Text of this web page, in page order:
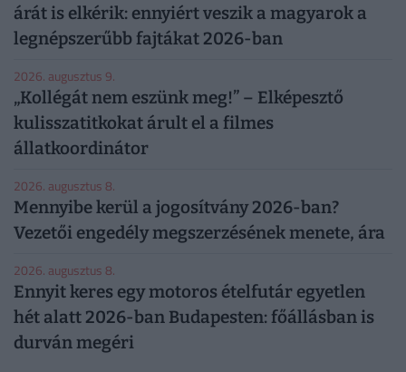
árát is elkérik: ennyiért veszik a magyarok a
legnépszerűbb fajtákat 2026-ban
2026. augusztus 9.
„Kollégát nem eszünk meg!” – Elképesztő
kulisszatitkokat árult el a filmes
állatkoordinátor
2026. augusztus 8.
Mennyibe kerül a jogosítvány 2026-ban?
Vezetői engedély megszerzésének menete, ára
2026. augusztus 8.
Ennyit keres egy motoros ételfutár egyetlen
hét alatt 2026-ban Budapesten: főállásban is
durván megéri